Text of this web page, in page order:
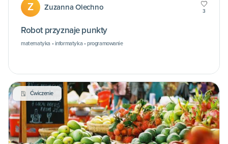
Z Zuzanna Olechno 3
Robot przyznaje punkty
matematyka • informatyka • programowanie
Ćwiczenie